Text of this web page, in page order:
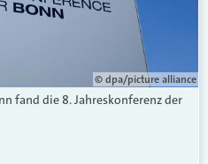
© dpa/picture alliance
fand die 8. Jahreskonferenz der